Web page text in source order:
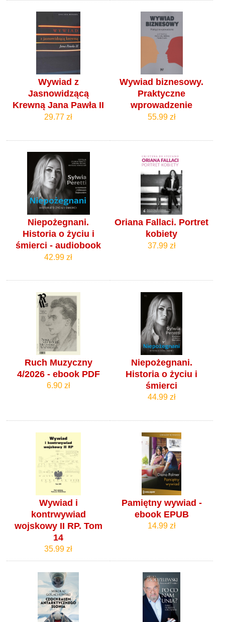
Wywiad z
Jasnowidzącą
Krewną Jana Pawła II
29.77 zł
Wywiad biznesowy.
Praktyczne
wprowadzenie
55.99 zł
Niepożegnani.
Historia o życiu i
śmierci - audiobook
42.99 zł
Oriana Fallaci. Portret
kobiety
37.99 zł
Ruch Muzyczny
4/2026 - ebook PDF
6.90 zł
Niepożegnani.
Historia o życiu i
śmierci
44.99 zł
Wywiad i
kontrwywiad
wojskowy II RP. Tom
14
35.99 zł
Pamiętny wywiad -
ebook EPUB
14.99 zł